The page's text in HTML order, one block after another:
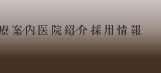
案内 医院紹介 採用情報